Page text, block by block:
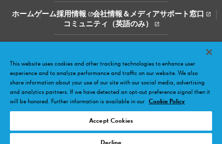
ホームゲーム採用情報 会社情報＆メディアサポート窓口
コミュニティ（英語のみ）
Instagram
© 2026 King.com Ltd. King, the King crown logo, the game names
and related marks are trade marks of King.com Ltd or related entities.
All rights reserved
This website uses cookies and other tracking technologies to enhance user
experience and to analyze performance and traffic on our website. We also
share information about your use of our site with our social media, advertising
and analytics partners. If we have detected an opt-out preference signal then it
will be honored. Further information is available in our
Cookie Policy
Accept Cookies